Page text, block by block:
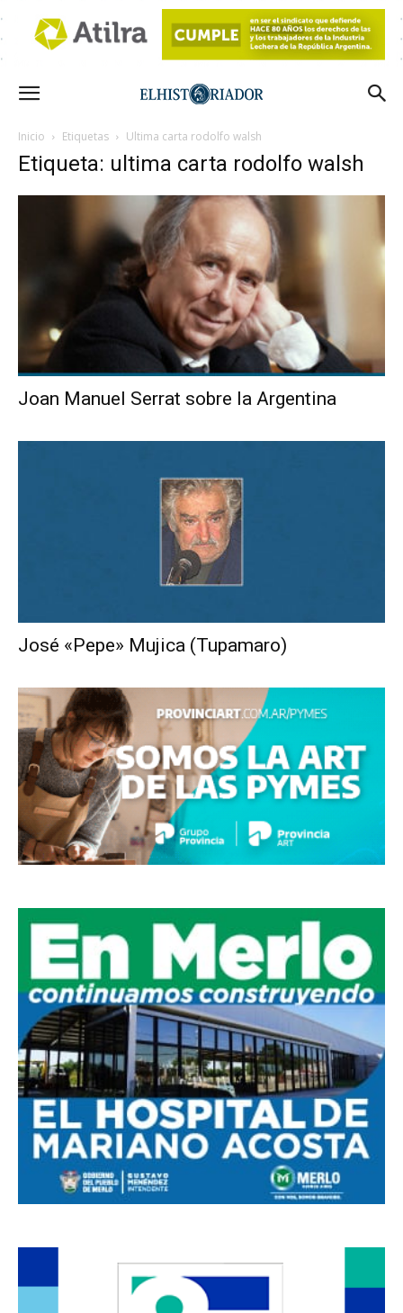
Inicio Etiquetas Ultima carta rodolfo walsh
Etiqueta: ultima carta rodolfo walsh
Joan Manuel Serrat sobre la Argentina
José «Pepe» Mujica (Tupamaro)